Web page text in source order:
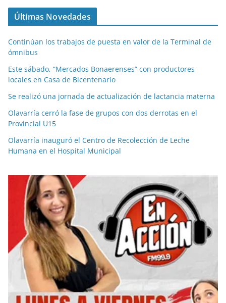
Últimas Novedades
Continúan los trabajos de puesta en valor de la Terminal de
ómnibus
Este sábado, “Mercados Bonaerenses” con productores
locales en Casa de Bicentenario
Se realizó una jornada de actualización de lactancia materna
Olavarría cerró la fase de grupos con dos derrotas en el
Provincial U15
Olavarría inauguró el Centro de Recolección de Leche
Humana en el Hospital Municipal